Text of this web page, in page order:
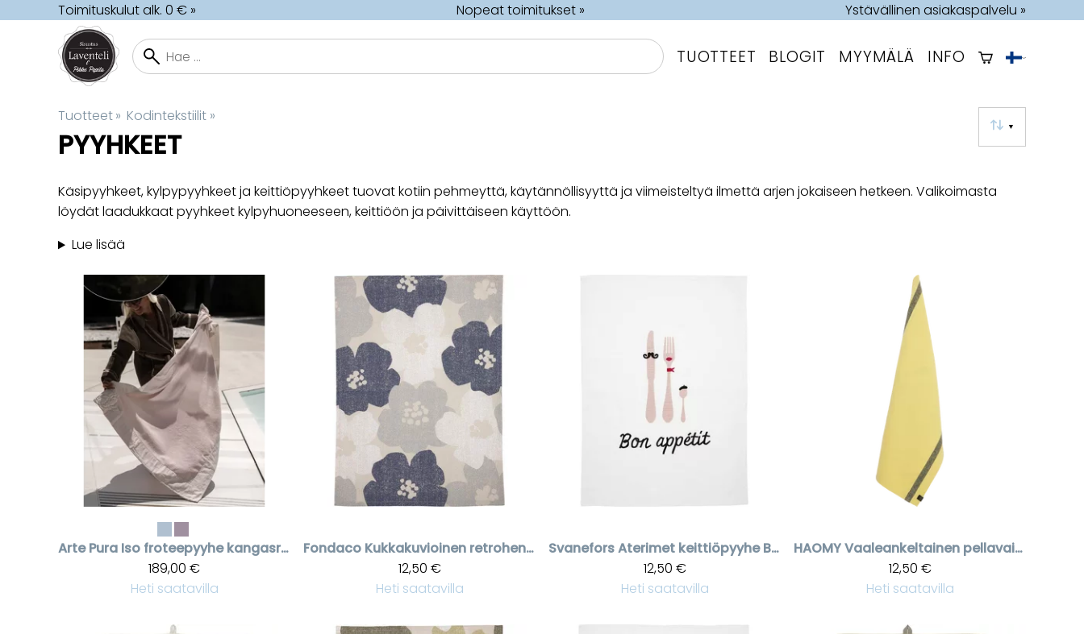
Toimituskulut alk. 0 € » Nopeat toimitukset » Ystävällinen asiakaspalvelu »
TUOTTEET BLOGIT MYYMÄLÄ INFO
Tuotteet‪» Kodintekstiilit ‪»
▼
PYYHKEET
Käsipyyhkeet, kylpypyyhkeet ja keittiöpyyhkeet tuovat kotiin pehmeyttä, käytännöllisyyttä ja viimeisteltyä ilmettä arjen jokaiseen hetkeen. Valikoimasta
löydät laadukkaat pyyhkeet kylpyhuoneeseen, keittiöön ja päivittäiseen käyttöön.
Lue lisää
Arte Pura
Iso froteepyyhe kangasreunalla
189,00 €
Heti saatavilla
Fondaco
Kukkakuvioinen retrohenkinen sinisävyinen keittiöpyyhe
12,50 €
Heti saatavilla
Svanefors
Aterimet keittiöpyyhe Bon Appetit
12,50 €
Heti saatavilla
HAOMY
Vaaleankeltainen pellavainen keittiöpyyhe Come
12,50 €
Heti saatavilla